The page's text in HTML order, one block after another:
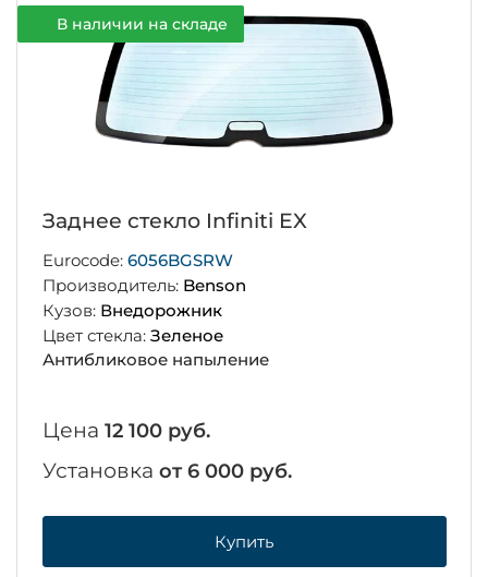
В наличии на складе
Заднее стекло Infiniti EX
Eurocode: 6056BGSRW
Производитель: Benson
Кузов: Внедорожник
Цвет стекла: Зеленое
Антибликовое напыление
Цена 12 100 руб.
Установка от 6 000 руб.
Купить